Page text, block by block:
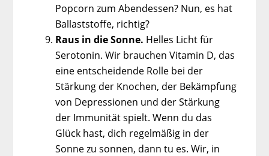
Popcorn zum Abendessen? Nun, es hat
Ballaststoffe, richtig?
Raus in die Sonne. Helles Licht für
Serotonin. Wir brauchen Vitamin D, das
eine entscheidende Rolle bei der
Stärkung der Knochen, der Bekämpfung
von Depressionen und der Stärkung
der Immunität spielt. Wenn du das
Glück hast, dich regelmäßig in der
Sonne zu sonnen, dann tu es. Wir, in